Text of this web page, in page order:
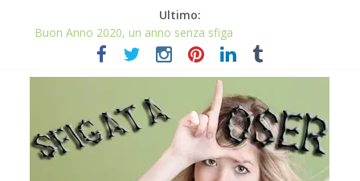
Ultimo:
Buon Anno 2020, un anno senza sfiga
Come gestire la fortuna ai giochi
Qual è il numero più sfortunato? Info e curiosità nel post
La sfortuna mi perseguita anche con la spesa
Il 2020 anno bisestile porta sfortuna davvero?